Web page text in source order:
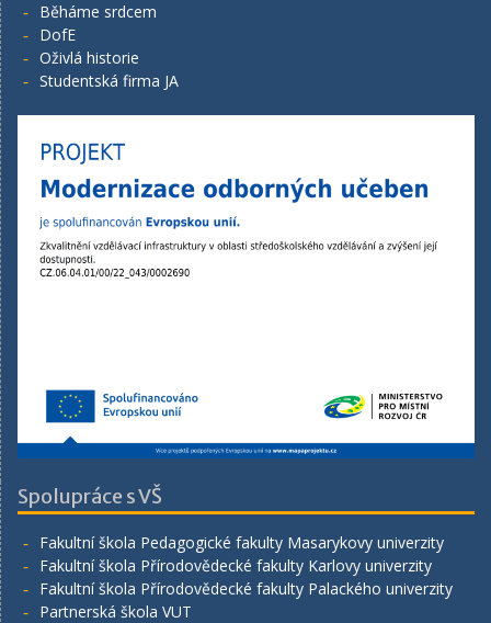
Běháme srdcem
DofE
Oživlá historie
Studentská firma JA
Spolupráce s VŠ
Fakultní škola Pedagogické fakulty Masarykovy univerzity
Fakultní škola Přírodovědecké fakulty Karlovy univerzity
Fakultní škola Přírodovědecké fakulty Palackého univerzity
Partnerská škola VUT